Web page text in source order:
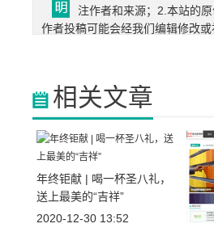
注作者和来源；2.本站的
作者投稿可能会经我们编辑修改或
相关文章
年终钜献 | 喝一杯圣八礼，
送上最美的“吉祥”
2020-12-30 13:52